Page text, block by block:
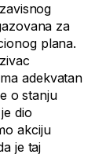
za
plana.
adekvatan
o stanju
dio
akciju
je taj